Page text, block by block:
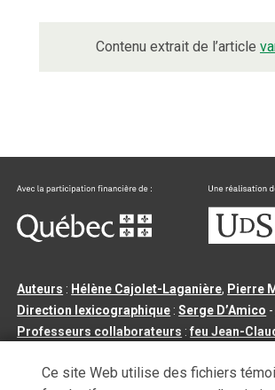
Contenu extrait de l’article
Auteurs : Hélène Cajolet-Laganière, Pierre
Direction lexicographique :Serge D’Amico -
Professeurs collaborateurs :feu Jean-
Tous droits réservés©Université de
Ce site Web utilise des fichiers